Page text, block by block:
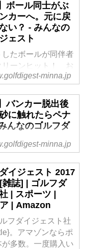
ボール同士がぶ
カーへ。元に戻
い？ - みんなの
ェスト
したボールが同伴者
リーンヒット！ お
ボールは止まったけ
てて元に戻そうと拾
だけれど……。
minna.jp
バンカー脱出後
に触れたらペナ
んなのゴルフダ
ーから脱出に成功
ョットにはイマイ
ず……。クラブをト
けながら今のショ
っていたら、「それ
ゃない？」と同伴
ィの指摘が。あや
なバンカー内のル
おさらいしておこ
minna.jp
イジェスト 2017
誌] | ゴルフダ
| スポーツ |
| Amazon
フダイジェスト社
。アマゾンならポ
多数。一度購入い